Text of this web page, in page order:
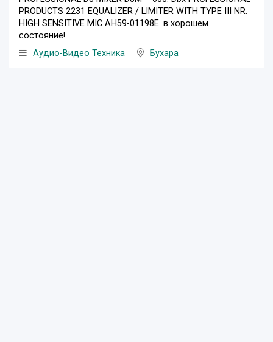
PRODUCTS 2231 EQUALIZER / LIMITER WITH TYPE III NR.
HIGH SENSITIVE MIC AH59-01198E. в хорошем
состояние!
Аудио-Видео Техника
Бухара